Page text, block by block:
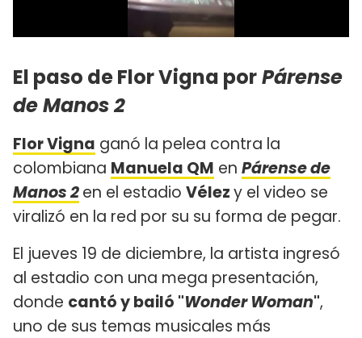
El paso de Flor Vigna porPárense
de Manos 2
Flor Vigna ganó la pelea contra la
colombiana Manuela QM en Párense de
Manos 2en el estadio Vélezy el video se
viralizó en la red por su su forma de pegar.
El jueves 19 de diciembre, la artista ingresó
al estadio con una mega presentación,
donde cantó y bailó "Wonder Woman",
uno de sus temas musicales más